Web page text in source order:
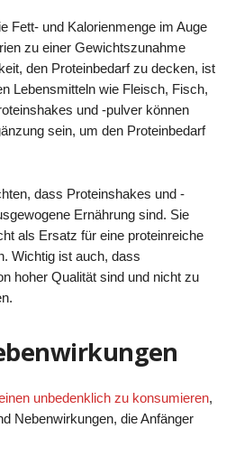
Fett- und Kalorienmenge im Auge
zu einer Gewichtszunahme
den Proteinbedarf zu decken, ist
Lebensmitteln wie Fleisch, Fisch,
und -pulver können
sein, um den Proteinbedarf
dass Proteinshakes und -
Ernährung sind. Sie
als Ersatz für eine proteinreiche
Wichtig ist auch, dass
hoher Qualität sind und nicht zu
unbedenklich zu konsumieren,
Nebenwirkungen, die Anfänger